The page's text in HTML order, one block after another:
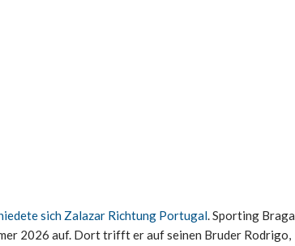
sich Zalazar Richtung Portugal. Sporting Braga
2026 auf. Dort trifft er auf seinen Bruder Rodrigo,